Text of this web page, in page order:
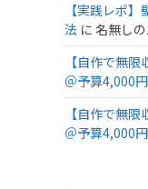
【実践レポ
法 に 名無し
【自作で無
＠予算4,000円
【自作で無
＠予算4,000円